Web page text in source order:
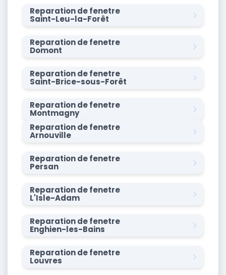
Reparation de fenetre
Saint-Leu-la-Forêt
Reparation de fenetre
Domont
Reparation de fenetre
Saint-Brice-sous-Forêt
Reparation de fenetre
Montmagny
Reparation de fenetre
Arnouville
Reparation de fenetre
Persan
Reparation de fenetre
L'Isle-Adam
Reparation de fenetre
Enghien-les-Bains
Reparation de fenetre
Louvres